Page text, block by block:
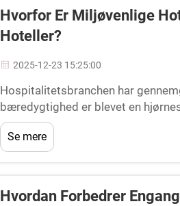
Hvorfor Er Miljøvenlige
Hoteller?
2025-12-23 15:25:00
Hospitalitetsbranchen har
bæredygtighed er blevet en
at miljøansvar ikke blot er en trend,
Se mere
Hvordan Forbedrer